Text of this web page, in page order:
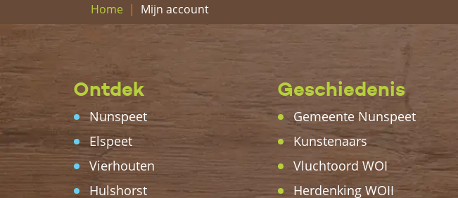
Home Mijn account
Ontdek
Nunspeet
Elspeet
Vierhouten
Hulshorst
Geschiedenis
Gemeente Nunspeet
Kunstenaars
Vluchtoord WOI
Herdenking WOII